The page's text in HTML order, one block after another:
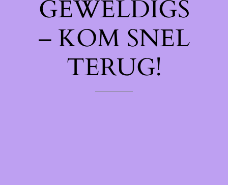
GEWELDIGS
– KOM SNEL
TERUG!